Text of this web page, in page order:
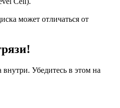
может отличаться от
внутри. Убедитесь в этом на